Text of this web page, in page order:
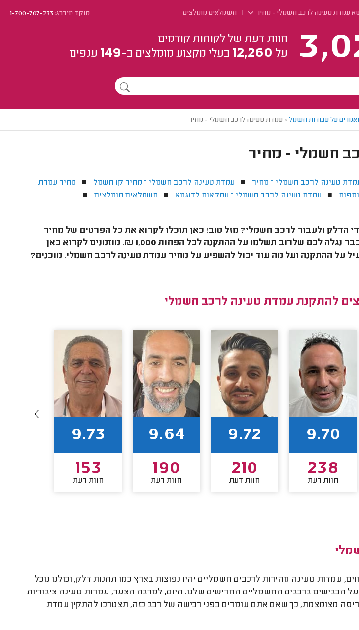
עמדת טעינה לרכב חשמלי - מחיר חשמלאים מומלצים מוקד מידרג:1-700-707-233
חוות דעת של לקוחות קודמים
על 12,260 בעלי מקצוע מומלצים ב-149 ענפים
על עבודות חשמל> עמדת טעינה לרכב חשמלי - מחיר
חשמלי - מחיר
טעינה לרכב חשמלי – מחיר ■ עמדת טעינה לרכב חשמלי – מחיר קו חשמל ■ מחיר עמדת
■ עמדת טעינה לרכב חשמלי – עסקאות לדוגמא ■ חשמלאים מומלצים ■
הדלק ולעבור לרכב חשמלי? מזל טוב! כאן תוכלו לקרוא את כל הפרטים של מחיר
עמדת טעינה לרכב חשמלי. כבר נגלה לכם שלרוב תשלמו על ההתקנה לכל הפחות 1,000 ₪. מוזמנים לקרוא כאן
על ההתקנה ועל מה עוד יכול להשפיע על מחיר עמדת טעינה לרכב חשמלי. מוכנים?
להתקנת עמדת טעינה לרכב חשמלי
9.70
238
חוות דעת
9.72
210
חוות דעת
9.64
190
חוות דעת
9.73
153
חוות דעת
עמדות טעינה מהירות לרכבים חשמליים יהיו נפוצות בארץ כמו תחנות דלק, וכולנו נוכל
על הכבישים ברכבים החשמליים החדישים שלנו. היום, למרבה הצער, עמדות טעינה ציבוריות
מצומצמת, כך שאם אתם עומדים בפני רכישה של רכב כזה, תצטרכו להתקין עמדת